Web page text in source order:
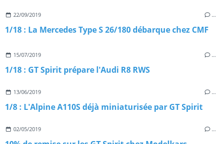
22/09/2019 …
1/18 : La Mercedes Type S 26/180 débarque chez CMF
15/07/2019 …
1/18 : GT Spirit prépare l'Audi R8 RWS
13/06/2019 …
1/8 : L'Alpine A110S déjà miniaturisée par GT Spirit
02/05/2019 …